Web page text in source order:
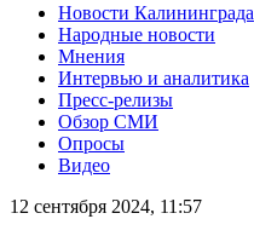
Новости Калининграда
Народные новости
Мнения
Интервью и аналитика
Пресс-релизы
Обзор СМИ
Опросы
Видео
12 сентября 2024, 11:57